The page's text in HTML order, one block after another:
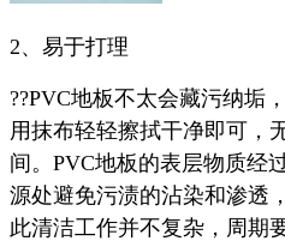
2、易于打理
??PVC地板不太会藏污纳垢
用抹布轻轻擦拭干净即可，
间。PVC地板的表层物质经
源处避免污渍的沾染和渗透
此清洁工作并不复杂，周期